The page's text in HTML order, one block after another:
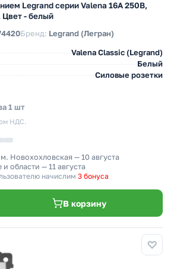
Legrand серии Valena 16А 250В,
- белый
Бренд: Legrand (Легран)
Valena Classic (Legrand)
Белый
Силовые розетки
1 шт
НДС.
м. Новохохловская — 10 августа
области — 11 августа
начислим 3 бонуса
В корзину